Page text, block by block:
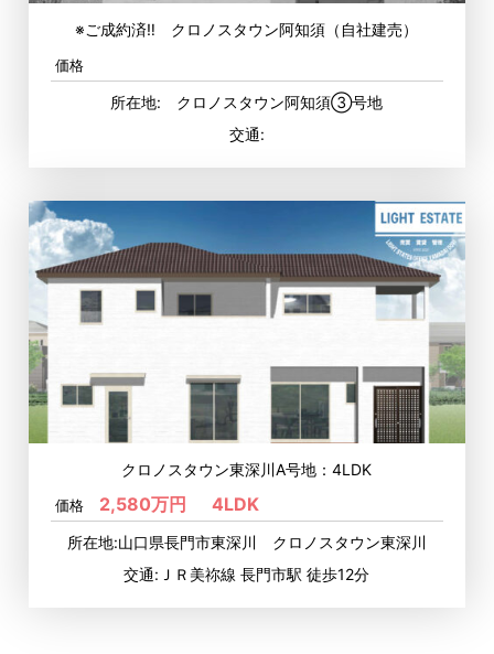
※ご成約済‼ クロノスタウン阿知須（自社建売）
価格
所在地: クロノスタウン阿知須③号地
交通:
クロノスタウン東深川A号地：4LDK
価格 2,580万円 4LDK
所在地:山口県長門市東深川 クロノスタウン東深川
交通:ＪＲ美祢線 長門市駅 徒歩12分